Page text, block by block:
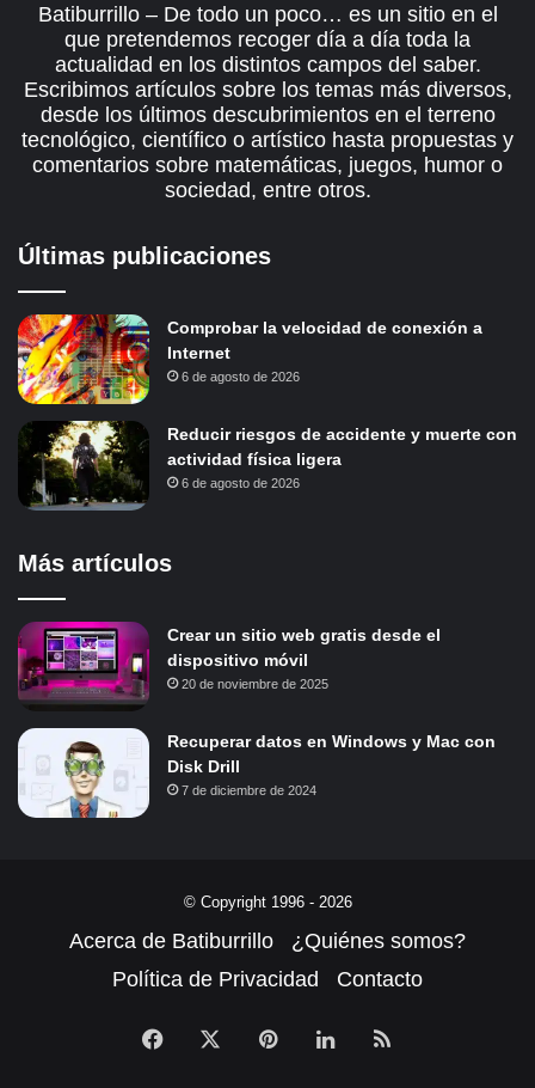
Batiburrillo – De todo un poco… es un sitio en el
que pretendemos recoger día a día toda la
actualidad en los distintos campos del saber.
Escribimos artículos sobre los temas más diversos,
desde los últimos descubrimientos en el terreno
tecnológico, científico o artístico hasta propuestas y
comentarios sobre matemáticas, juegos, humor o
sociedad, entre otros.
Últimas publicaciones
Comprobar la velocidad de conexión a
Internet
6 de agosto de 2026
Reducir riesgos de accidente y muerte con
actividad física ligera
6 de agosto de 2026
Más artículos
Crear un sitio web gratis desde el
dispositivo móvil
20 de noviembre de 2025
Recuperar datos en Windows y Mac con
Disk Drill
7 de diciembre de 2024
© Copyright 1996 - 2026
Acerca de Batiburrillo
¿Quiénes somos?
Política de Privacidad
Contacto
Facebook PinterestLinkedInRSS